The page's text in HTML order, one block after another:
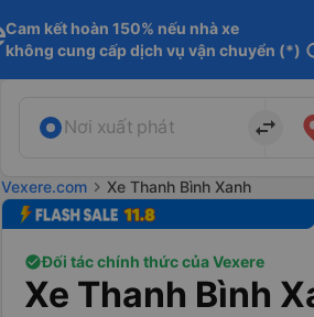
Cam kết hoàn 150% nếu nhà xe
không cung cấp dịch vụ vận chuyển (*)
Nơi xuất phát import_export
Vexere.com chevron_right Xe Thanh Bình Xanh
Đối tác chính thức của Vexere
Xe Thanh Bình